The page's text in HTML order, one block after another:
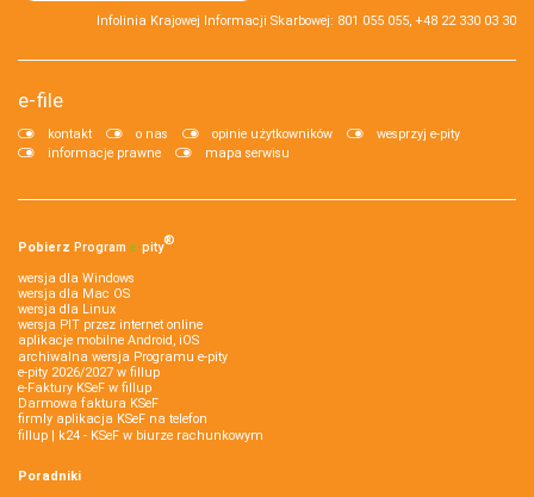
Infolinia Krajowej Informacji Skarbowej: 801 055 055, +48 22 330 03 30
e-file
kontakt o nas opinie użytkowników
wesprzyj e-pity
informacje prawne
mapa serwisu
Pobierz Program e‑pity®
wersja dla Windows
wersja dla Mac OS
wersja dla Linux
wersja PIT przez internet online
aplikacje mobilne Android, iOS
archiwalna wersja Programu e-pity
e-pity 2026/2027 w fillup
e‑Faktury KSeF w fillup
Darmowa faktura KSeF
firmly aplikacja KSeF na telefon
fillup | k24 - KSeF w biurze rachunkowym
Poradniki